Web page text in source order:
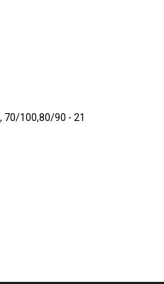
70/100,80/90 - 21